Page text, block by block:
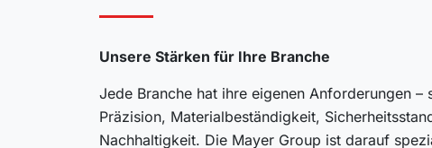
Unsere Stärken für Ihre Branche
Jede Branche hat ihre eigenen Anforderungen –
Präzision, Materialbeständigkeit,
Nachhaltigkeit. Die Mayer Group ist darauf